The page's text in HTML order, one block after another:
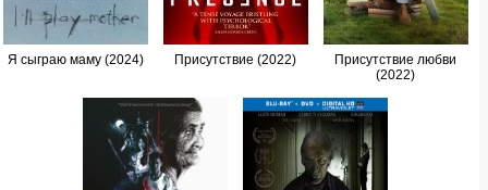
Я сыграю маму (2024) Присутствие (2022)
Присутствие любви
(2022)